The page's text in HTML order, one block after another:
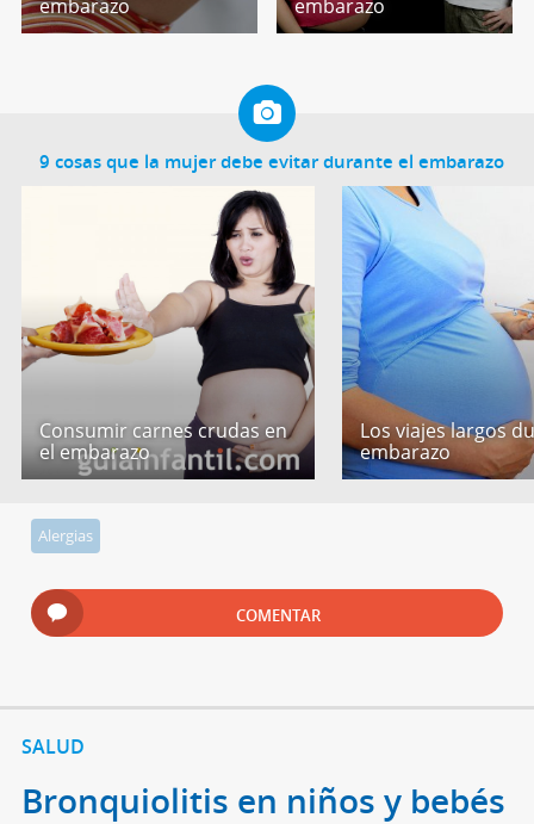
embarazo
embarazo
9 cosas que la mujer debe evitar durante el embarazo
Consumir carnes crudas en
el embarazo
Los viajes largos
embarazo
Alergias
COMENTAR
SALUD
Bronquiolitis en niños y bebés